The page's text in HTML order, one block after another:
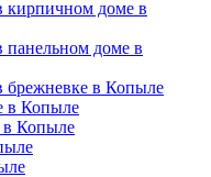
кирпичном доме в
панельном доме в
брежневке в Копыле
в Копыле
в Копыле